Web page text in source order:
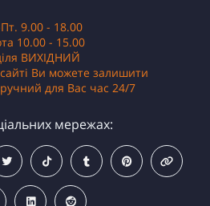
9.00 - 18.00
10.00 - 15.00
ВИХІДНИЙ
Ви можете залишити
для Вас час 24/7
мережах: